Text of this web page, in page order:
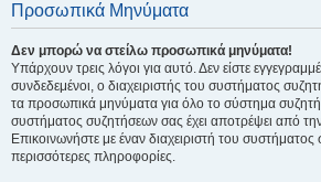
Προσωπικά Μηνύματα
Δεν μπορώ να στείλω προσωπικά μηνύματα!
Υπάρχουν τρεις λόγοι για αυτό. Δεν είστε
συνδεδεμένοι, ο διαχειριστής του συστήματος
τα προσωπικά μηνύματα για όλο το σύστημα
συστήματος συζητήσεων σας έχει αποτρέψει από
Επικοινωνήστε με έναν διαχειριστή του
περισσότερες πληροφορίες.